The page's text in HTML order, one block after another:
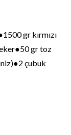
gr kırmızı
gr toz
çubuk